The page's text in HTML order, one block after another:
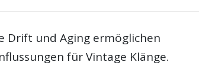
Drift und Aging ermöglichen
für Vintage Klänge.